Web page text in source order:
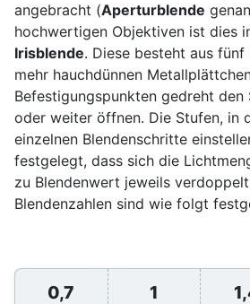
angebracht (Aperturblende
hochwertigen Objektiven ist dies
Irisblende. Diese besteht aus
mehr hauchdünnen
Befestigungspunkten gedreht den
oder weiter öffnen. Die Stufen, in
einzelnen Blendenschritte
festgelegt, dass sich die
zu Blendenwert jeweils
Blendenzahlen sind wie folgt
0,7 1